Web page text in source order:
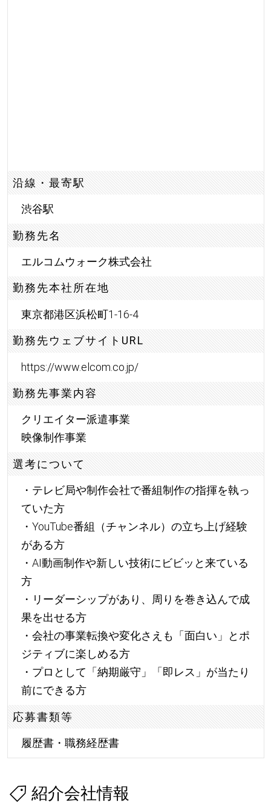
沿線・最寄駅
渋谷駅
勤務先名
エルコムウォーク株式会社
勤務先本社所在地
東京都港区浜松町1-16-4
勤務先ウェブサイトURL
https://www.elcom.co.jp/
勤務先事業内容
クリエイター派遣事業
映像制作事業
選考について
・テレビ局や制作会社で番組制作の指揮を執っ
ていた方
・YouTube番組（チャンネル）の立ち上げ経験
がある方
・AI動画制作や新しい技術にビビッと来ている
方
・リーダーシップがあり、周りを巻き込んで成
果を出せる方
・会社の事業転換や変化さえも「面白い」とポ
ジティブに楽しめる方
・プロとして「納期厳守」「即レス」が当たり
前にできる方
応募書類等
履歴書・職務経歴書
紹介会社情報